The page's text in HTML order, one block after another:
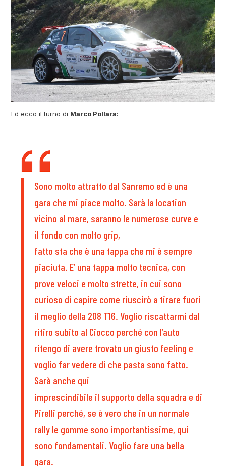
Ed ecco il turno di Marco Pollara:
Sono molto attratto dal Sanremo ed è una
gara che mi piace molto. Sarà la location
vicino al mare, saranno le numerose curve e
il fondo con molto grip,
fatto sta che è una tappa che mi è sempre
piaciuta. E’ una tappa molto tecnica, con
prove veloci e molto strette, in cui sono
curioso di capire come riuscirò a tirare fuori
il meglio della 208 T16. Voglio riscattarmi dal
ritiro subito al Ciocco perché con l’auto
ritengo di avere trovato un giusto feeling e
voglio far vedere di che pasta sono fatto.
Sarà anche qui
imprescindibile il supporto della squadra e di
Pirelli perché, se è vero che in un normale
rally le gomme sono importantissime, qui
sono fondamentali. Voglio fare una bella
gara.